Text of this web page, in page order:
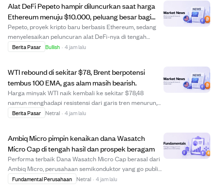
Alat DeFi Pepeto hampir diluncurkan saat harga
Ethereum menuju $10.000, peluang besar bagi
investor awal.
Pepeto, proyek kripto baru berbasis Ethereum, sedang
menyelesaikan peluncuran alat DeFi-nya di tengah
prediksi harga Ethereum yang bullish hingga $10.000
Berita Pasar Bullish · 4 jam lalu
WTI rebound di sekitar $78, Brent berpotensi
tembus 100 EMA, gas alam masih bearish.
Harga minyak WTI naik kembali ke sekitar $78,48
namun menghadapi resistensi dari garis tren menurun,
sementara Brent terus pulih di atas EMA 50-periode dan
Berita Pasar Netral · 4 jam lalu
Ambiq Micro pimpin kenaikan dana Wasatch
Micro Cap di tengah hasil dan prospek beragam
Performa terbaik Dana Wasatch Micro Cap berasal dari
Ambiq Micro, perusahaan semikonduktor yang go public
Juli 2025, mendorong pengembalian kuat. Saham
Fundamental Perusahaan Netral · 4 jam lalu